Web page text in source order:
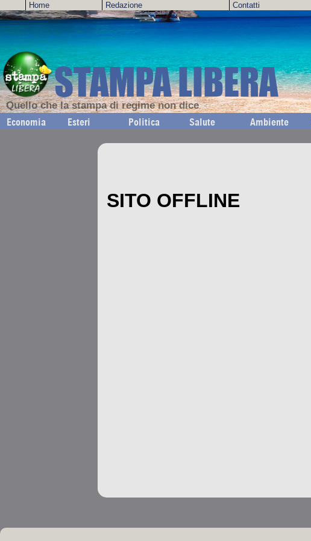
Home Redazione Contatti
STAMPA LIBERA
Quello che la stampa di regime non dice
Economia Esteri Politica Salute Ambiente
SITO OFFLINE